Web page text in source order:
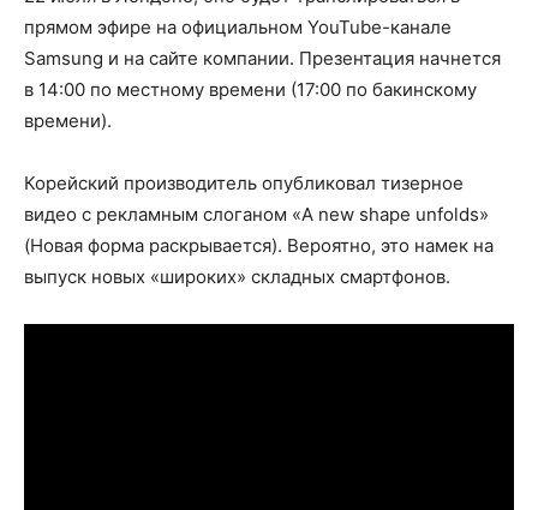
прямом эфире на официальном YouTube-канале
Samsung и на сайте компании. Презентация начнется
в 14:00 по местному времени (17:00 по бакинскому
времени).
Корейский производитель опубликовал тизерное
видео с рекламным слоганом «A new shape unfolds»
(Новая форма раскрывается). Вероятно, это намек на
выпуск новых «широких» складных смартфонов.